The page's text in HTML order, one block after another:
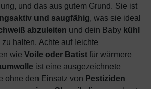
und das aus gutem Grund. Sie ist
und saugfähig, was sie ideal
abzuleiten und dein Baby kühl
zu halten. Achte auf leichte
wie Voile oder Batist für wärmere
ist eine ausgezeichnete
ohne den Einsatz von Pestiziden